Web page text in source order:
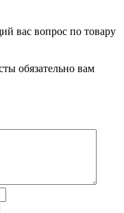
вас вопрос по товару
обязательно вам